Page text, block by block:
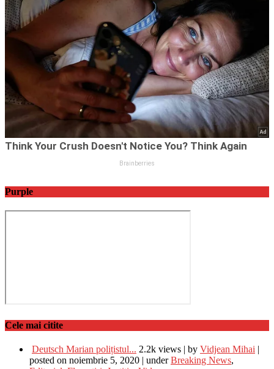
Purple
Cele mai citite
Deutsch Marian polițistul... 2.2k views by Vidjean Mihai
posted on noiembrie 5, 2020
underBreaking News,